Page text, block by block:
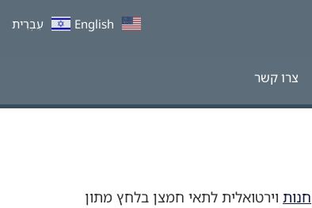
צרו קשר
חנות וירטואלית לתאי חמצן בלחץ מתון
English עִבְרִית